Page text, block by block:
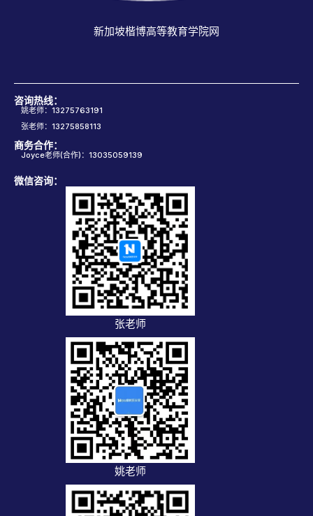
新加坡楷博高等教育学院网
咨询热线：
姚老师：13275763191
张老师：13275858113
商务合作：
Joyce老师(合作)：13035059139
微信咨询：
张老师
姚老师